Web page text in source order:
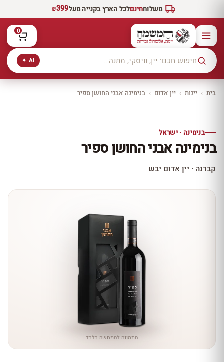
משלוחחינםלכל הארץ בקנייה מעל₪399
AI ✦
0
בית › יינות › יין אדום › בנימינה אבני החושן ספיר
10% הנחה
עכשיו ב-10% הנחה
בנימינה · ישראל
בנימינה אבני החושן ספיר
קברנה · יין אדום יבש
התמונה להמחשה בלבד